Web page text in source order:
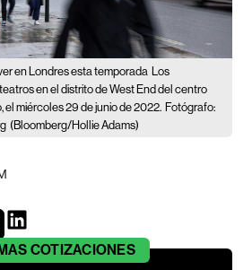
en Londres esta temporada Los
en el distrito de West End del centro
el miércoles 29 de junio de 2022. Fotógrafo:
(Bloomberg/Hollie Adams)
COTIZACIONES